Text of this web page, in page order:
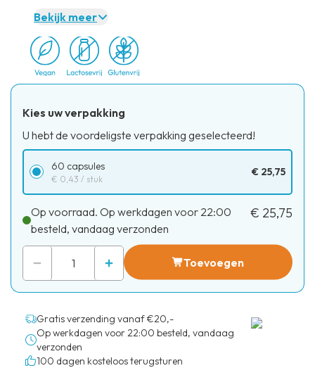
Bekijk meer
Kies uw verpakking
U hebt de voordeligste verpakking geselecteerd!
60 capsules
€ 0,43 / stuk
€ 25,75
Op voorraad. Op werkdagen voor 22:00
besteld, vandaag verzonden
€ 25,75
Toevoegen
Gratis verzending vanaf €20,-
Op werkdagen voor 22:00 besteld, vandaag
verzonden
100 dagen kosteloos terugsturen